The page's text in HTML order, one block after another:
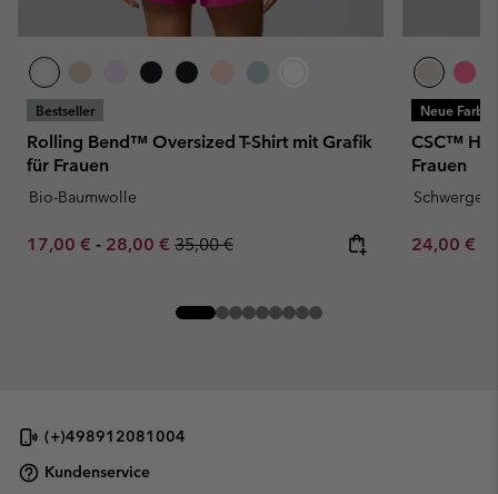
Bestseller
Rolling Bend™ Oversized T-Shirt mit Grafik
für Frauen
Bio-Baumwolle
Minimum sale price:
17,00 € - Maximum sale price:
28,00 € Regular price:
35,00 €
Neue
CSC™
Frauen
Minimum
24,00 €
(+)498912081004
Kundenservice